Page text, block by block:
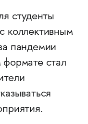
студенты
коллективным
пандемии
стал